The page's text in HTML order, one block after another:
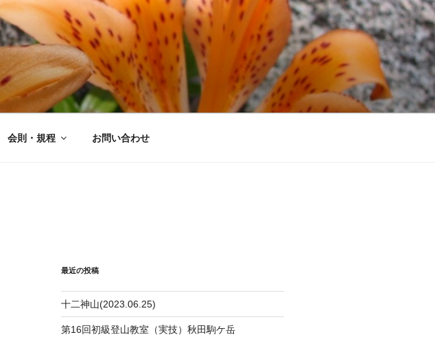
会則・規程 お問い合わせ
最近の投稿
十二神山(2023.06.25)
第16回初級登山教室（実技）秋田駒ケ岳